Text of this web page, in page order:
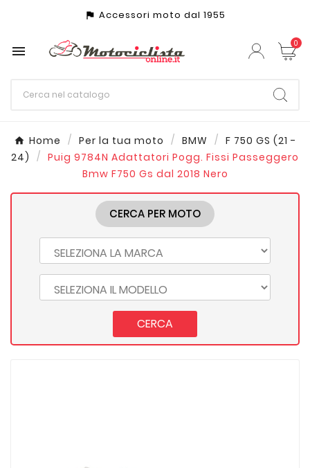
assistant_photo Accessori moto dal 1955
 0
Home Per la tua moto BMW
F 750 GS (21 -
24)
Puig 9784N Adattatori Pogg. Fissi Passeggero
Bmw F750 Gs dal 2018 Nero
CERCA PER MOTO
CERCA